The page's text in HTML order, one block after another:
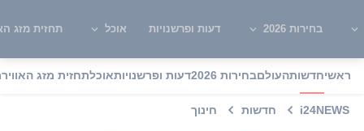
בחירות 2026 דעות ופרשנויות אוכל תחזית מזג
ראשיחדשותהעולםבחירות 2026 דעות ופרשנויותאוכלתחזית מזג האוויר
i24NEWS חדשות חינוך